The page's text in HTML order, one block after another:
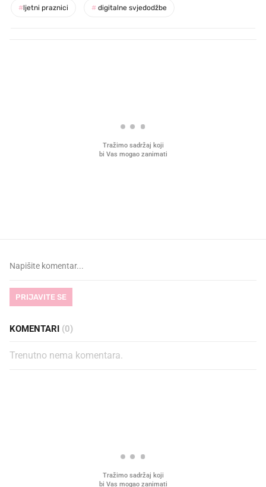
#ljetni praznici # digitalne svjedodžbe
PRIJAVITE SE
KOMENTARI (0)
Trenutno nema komentara.